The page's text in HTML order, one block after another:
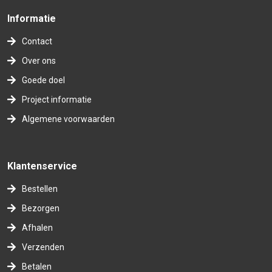
Informatie
Contact
Over ons
Goede doel
Project informatie
Algemene voorwaarden
Klantenservice
Bestellen
Bezorgen
Afhalen
Verzenden
Betalen